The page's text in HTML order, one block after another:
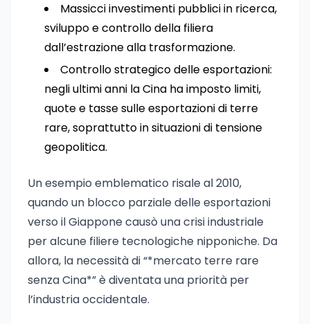
Massicci investimenti pubblici in ricerca,
sviluppo e controllo della filiera
dall’estrazione alla trasformazione.
Controllo strategico delle esportazioni:
negli ultimi anni la Cina ha imposto limiti,
quote e tasse sulle esportazioni di terre
rare, soprattutto in situazioni di tensione
geopolitica.
Un esempio emblematico risale al 2010,
quando un blocco parziale delle esportazioni
verso il Giappone causò una crisi industriale
per alcune filiere tecnologiche nipponiche. Da
allora, la necessità di “*mercato terre rare
senza Cina*” è diventata una priorità per
l’industria occidentale.